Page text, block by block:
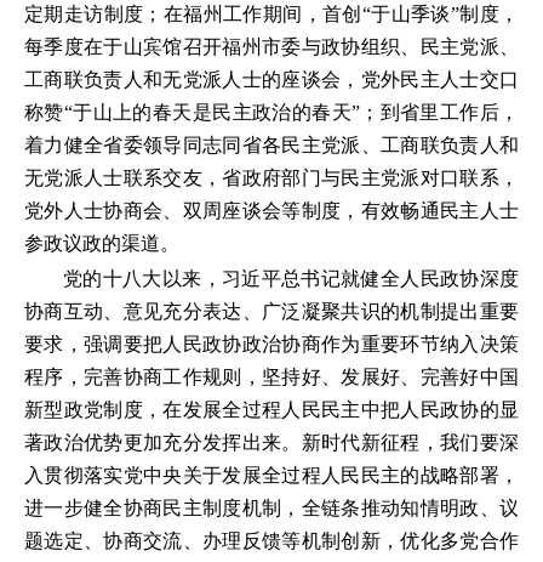
定期走访制度；在福州工作期间，首创“于山季谈”制度，
每季度在于山宾馆召开福州市委与政协组织、民主党派、
工商联负责人和无党派人士的座谈会，党外民主人士交口
称赞“于山上的春天是民主政治的春天”；到省里工作后，
着力健全省委领导同志同省各民主党派、工商联负责人和
无党派人士联系交友，省政府部门与民主党派对口联系，
党外人士协商会、双周座谈会等制度，有效畅通民主人士
参政议政的渠道。
党的十八大以来，习近平总书记就健全人民政协深度
协商互动、意见充分表达、广泛凝聚共识的机制提出重要
要求，强调要把人民政协政治协商作为重要环节纳入决策
程序，完善协商工作规则，坚持好、发展好、完善好中国
新型政党制度，在发展全过程人民民主中把人民政协的显
著政治优势更加充分发挥出来。新时代新征程，我们要深
入贯彻落实党中央关于发展全过程人民民主的战略部署，
进一步健全协商民主制度机制，全链条推动知情明政、议
题选定、协商交流、办理反馈等机制创新，优化多党合作